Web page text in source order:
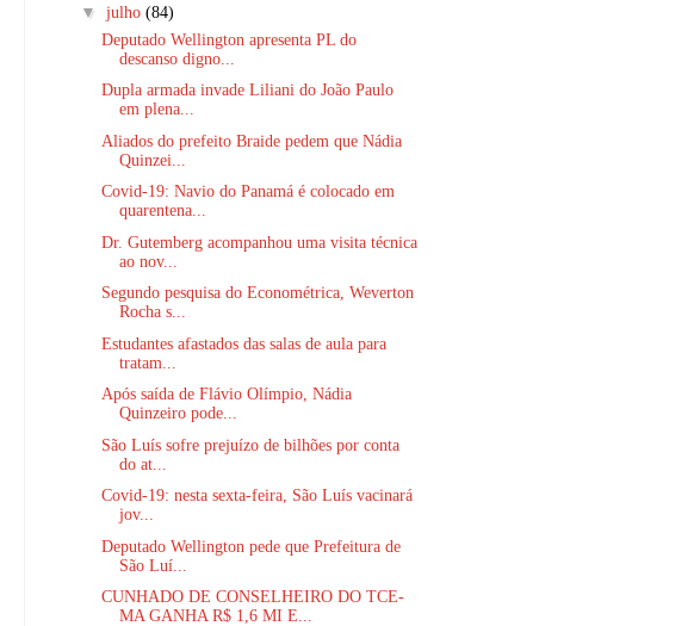
▼ julho (84)
Deputado Wellington apresenta PL do
descanso digno...
Dupla armada invade Liliani do João Paulo
em plena...
Aliados do prefeito Braide pedem que Nádia
Quinzei...
Covid-19: Navio do Panamá é colocado em
quarentena...
Dr. Gutemberg acompanhou uma visita técnica
ao nov...
Segundo pesquisa do Econométrica, Weverton
Rocha s...
Estudantes afastados das salas de aula para
tratam...
Após saída de Flávio Olímpio, Nádia
Quinzeiro pode...
São Luís sofre prejuízo de bilhões por conta
do at...
Covid-19: nesta sexta-feira, São Luís vacinará
jov...
Deputado Wellington pede que Prefeitura de
São Luí...
CUNHADO DE CONSELHEIRO DO TCE-
MA GANHA R$ 1,6 MI E...